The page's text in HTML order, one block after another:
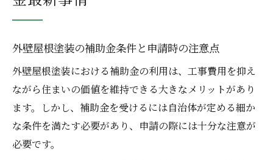
宇都宮市の外壁屋根塗装ニーズと失敗回避策
宇都宮市で高まる外壁屋根塗装の需要と背
景
外壁屋根塗装でよくある失敗事例と対策法
外壁屋根塗装の補助金条件と申請時の注意点
外壁屋根塗装における補助金の利用は、工事費用を抑え
ながら住まいの価値を維持できる大きなメリットがあり
ます。しかし、補助金を受けるには自治体が定める細か
な条件を満たす必要があり、申請の際には十分な注意が
必要です。